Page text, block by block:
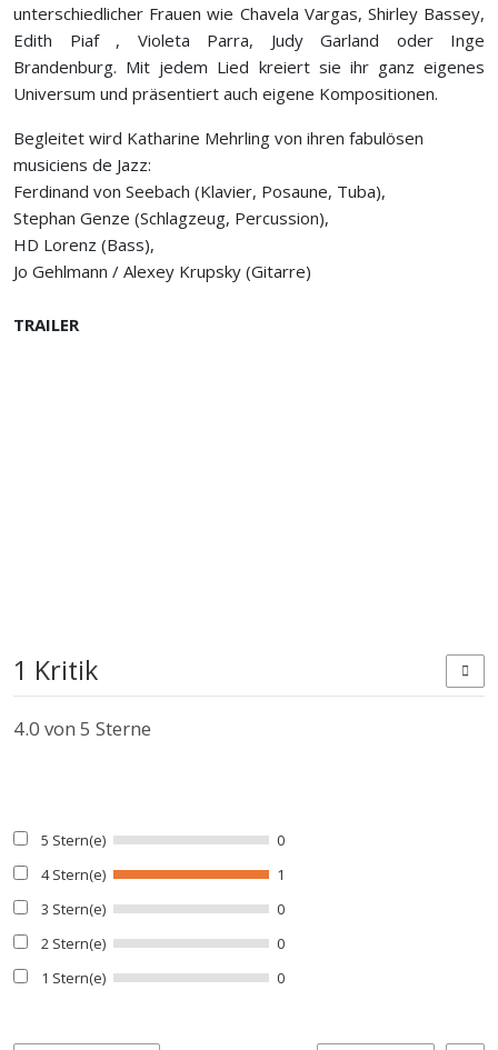
unterschiedlicher Frauen wie Chavela Vargas, Shirley Bassey,
Edith Piaf , Violeta Parra, Judy Garland oder Inge
Brandenburg. Mit jedem Lied kreiert sie ihr ganz eigenes
Universum und präsentiert auch eigene Kompositionen.
Begleitet wird Katharine Mehrling von ihren fabulösen
musiciens de Jazz:
Ferdinand von Seebach (Klavier, Posaune, Tuba),
Stephan Genze (Schlagzeug, Percussion),
HD Lorenz (Bass),
Jo Gehlmann / Alexey Krupsky (Gitarre)
TRAILER
1 Kritik
4.0 von 5 Sterne
5 Stern(e)
0
4 Stern(e)
1
3 Stern(e)
0
2 Stern(e)
0
1 Stern(e)
0